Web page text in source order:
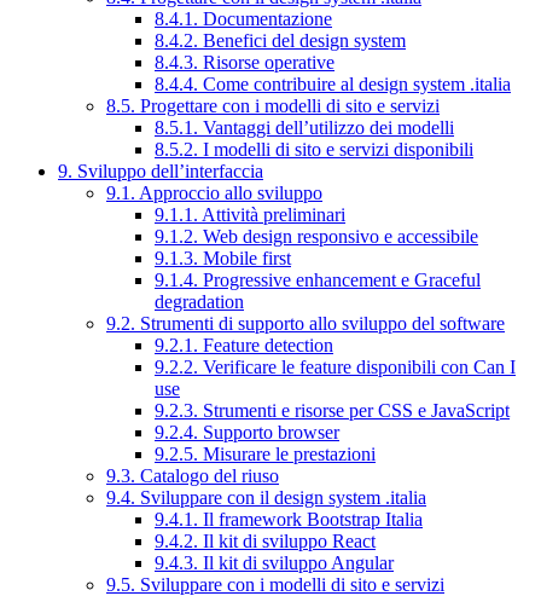
8.4.1. Documentazione
8.4.2. Benefici del design system
8.4.3. Risorse operative
8.4.4. Come contribuire al design system .italia
8.5. Progettare con i modelli di sito e servizi
8.5.1. Vantaggi dell’utilizzo dei modelli
8.5.2. I modelli di sito e servizi disponibili
9. Sviluppo dell’interfaccia
9.1. Approccio allo sviluppo
9.1.1. Attività preliminari
9.1.2. Web design responsivo e accessibile
9.1.3. Mobile first
9.1.4. Progressive enhancement e Graceful
degradation
9.2. Strumenti di supporto allo sviluppo del software
9.2.1. Feature detection
9.2.2. Verificare le feature disponibili con Can I
use
9.2.3. Strumenti e risorse per CSS e JavaScript
9.2.4. Supporto browser
9.2.5. Misurare le prestazioni
9.3. Catalogo del riuso
9.4. Sviluppare con il design system .italia
9.4.1. Il framework Bootstrap Italia
9.4.2. Il kit di sviluppo React
9.4.3. Il kit di sviluppo Angular
9.5. Sviluppare con i modelli di sito e servizi